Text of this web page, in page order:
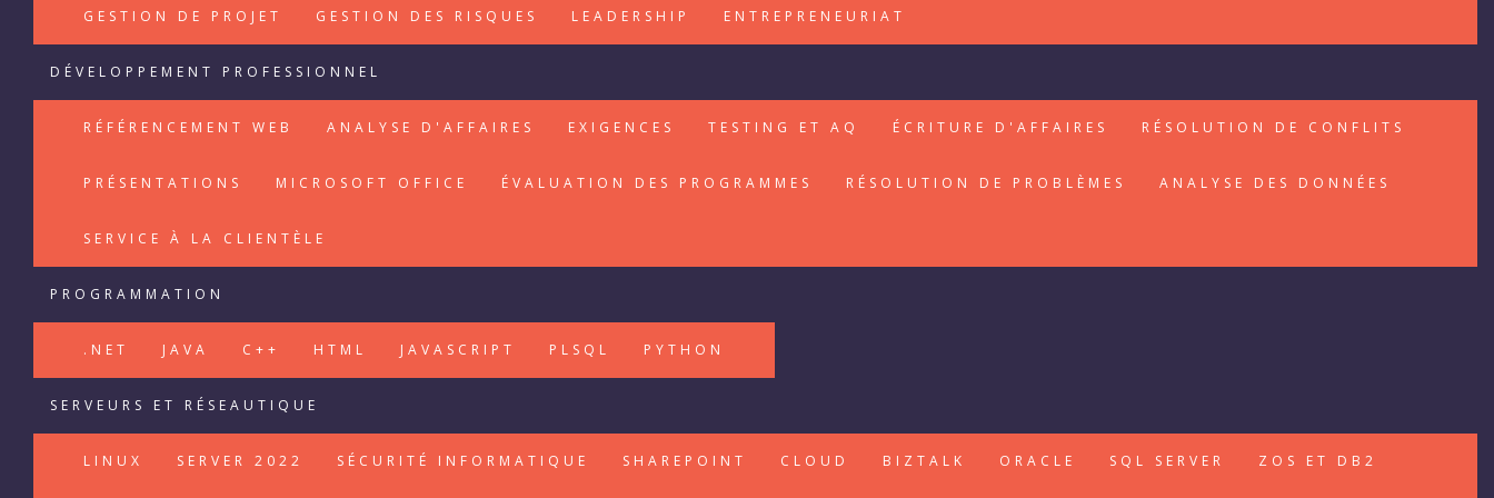
GESTION DE PROJET GESTION DES RISQUES LEADERSHIP ENTREPRENEURIAT
DÉVELOPPEMENT PROFESSIONNEL
RÉFÉRENCEMENT WEB ANALYSE D'AFFAIRES EXIGENCES TESTING ET AQ ÉCRITURE D'AFFAIRES RÉSOLUTION DE CONFLITS
PRÉSENTATIONS MICROSOFT OFFICE ÉVALUATION DES PROGRAMMES RÉSOLUTION DE PROBLÈMES ANALYSE DES DONNÉES
SERVICE À LA CLIENTÈLE
PROGRAMMATION
.NET JAVA C++ HTML JAVASCRIPT PLSQL PYTHON
SERVEURS ET RÉSEAUTIQUE
LINUX SERVER 2022 SÉCURITÉ INFORMATIQUE SHAREPOINT CLOUD BIZTALK ORACLE SQL SERVER ZOS ET DB2